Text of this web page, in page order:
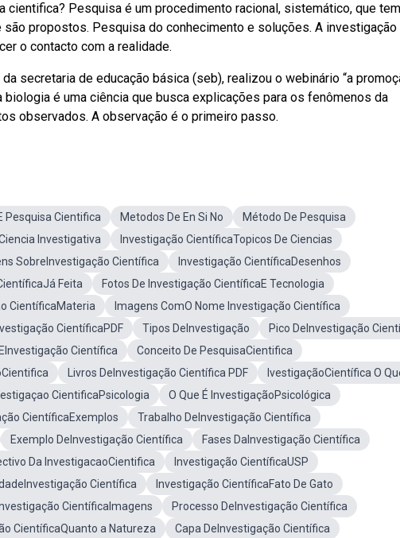
cientifica? Pesquisa é um procedimento racional, sistemático, que
propostos. Pesquisa do conhecimento e soluções. A investigação
o contacto com a realidade.
secretaria de educação básica (seb), realizou o webinário “a
é uma ciência que busca explicações para os fenômenos da
observados. A observação é o primeiro passo.
Pesquisa Cientifica Metodos De En Si No
Método De Pesquisa
Investigativa
Investigação CientíficaTopicos De Ciencias
SobreInvestigação Científica
Investigação CientíficaDesenhos
Feita
Fotos De Investigação CientíficaE Tecnologia
CientíficaMateria
Imagens ComO Nome Investigação Científica
CientíficaPDF Tipos DeInvestigação
Pico DeInvestigação
Científica
Conceito De PesquisaCientifica
Livros DeInvestigação Científica PDF
IvestigaçãoCientífica O
CientificaPsicologia
O Que É InvestigaçãoPsicológica
CientíficaExemplos
Trabalho DeInvestigação Científica
Exemplo DeInvestigação Científica
Fases DaInvestigação Científica
Da InvestigacaoCientifica
Investigação CientíficaUSP
Científica
Investigação CientíficaFato De Gato
CientíficaImagens
Processo DeInvestigação Científica
CientíficaQuanto a Natureza
Capa DeInvestigação Científica